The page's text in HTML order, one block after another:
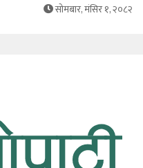
सोमबार, मंसिर १, २०८२